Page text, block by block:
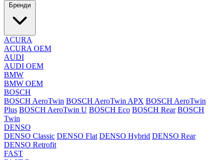
Бренди
ACURA
ACURA OEM
AUDI
AUDI OEM
BMW
BMW OEM
BOSCH
BOSCH AeroTwin BOSCH AeroTwin APX BOSCH AeroTwin
Plus BOSCH AeroTwin U BOSCH Eco BOSCH Rear BOSCH
Twin
DENSO
DENSO Classic DENSO Flat DENSO Hybrid DENSO Rear
DENSO Retrofit
FAST